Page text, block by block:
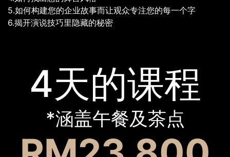
5.如何构建您的企业故事而让观众专注您的每一个字
6.揭开演说技巧里隐藏的秘密
4天的课程
*涵盖午餐及茶点